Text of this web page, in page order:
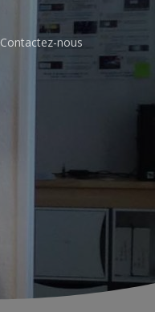
Contactez-nous